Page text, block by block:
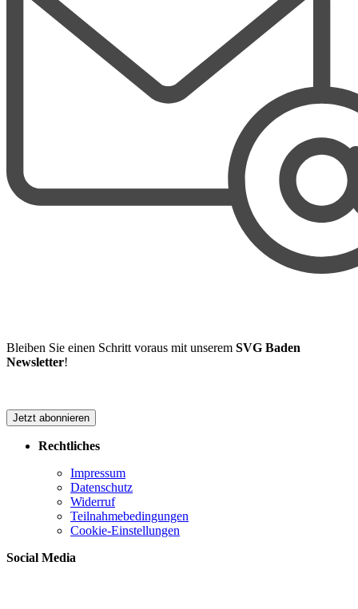
Bleiben Sie einen Schritt voraus mit unserem SVG Baden
Newsletter!
Jetzt abonnieren
Rechtliches
Impressum
Datenschutz
Widerruf
Teilnahmebedingungen
Cookie-Einstellungen
Social Media